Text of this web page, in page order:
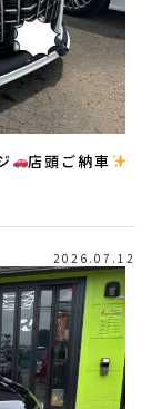
店頭ご納車
2026.07.12